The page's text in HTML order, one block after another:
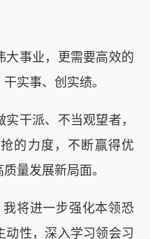
事业，更需要高效的
实事、创实绩。
干派、不当观望者，
的力度，不断赢得优
量发展新局面。
将进一步强化本领恐
动性，深入学习领会习